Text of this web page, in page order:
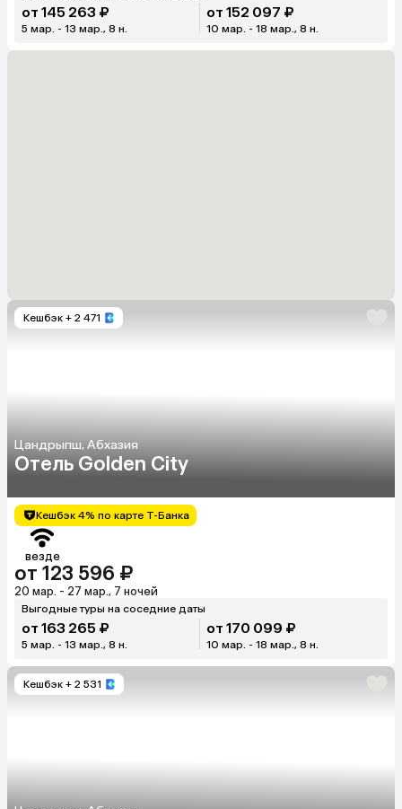
от 145 263 ₽
5 мар. - 13 мар., 8 н.
от 152 097 ₽
10 мар. - 18 мар., 8 н.
Кешбэк + 2 471
Цандрыпш, Абхазия
Отель Golden City
Кешбэк 4% по карте Т-Банка
везде
от 123 596 ₽
20 мар. - 27 мар., 7 ночей
Выгодные туры на соседние даты
от 163 265 ₽
5 мар. - 13 мар., 8 н.
от 170 099 ₽
10 мар. - 18 мар., 8 н.
Кешбэк + 2 531